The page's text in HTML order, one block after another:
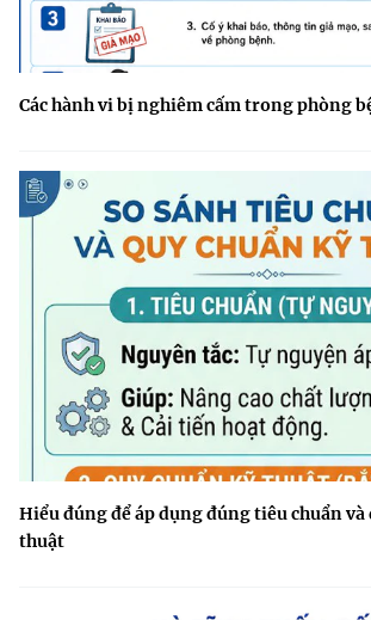
Các hành vi bị nghiêm cấm trong phòng
Hiểu đúng để áp dụng đúng tiêu chuẩn và
thuật